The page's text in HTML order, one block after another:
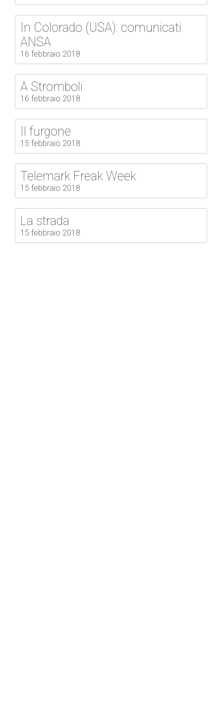
In Colorado (USA): comunicati
ANSA
16 febbraio 2018
A Stromboli
16 febbraio 2018
Il furgone
15 febbraio 2018
Telemark Freak Week
15 febbraio 2018
La strada
15 febbraio 2018